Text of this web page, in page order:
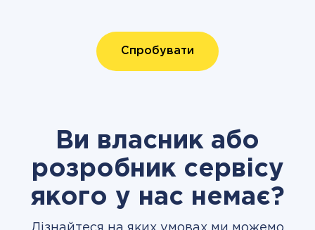
Спробувати
Ви власник або
розробник сервісу
якого у нас немає?